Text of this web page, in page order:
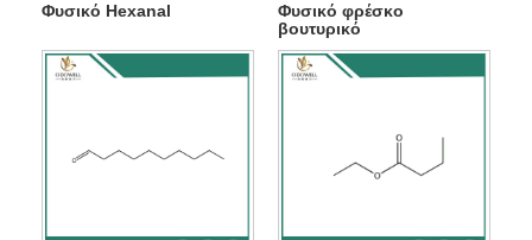
Φυσικό Hexanal
Φυσικό φρέσκο ​​
βουτυρικό